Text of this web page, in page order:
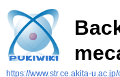
https://www.str.ce.akita-